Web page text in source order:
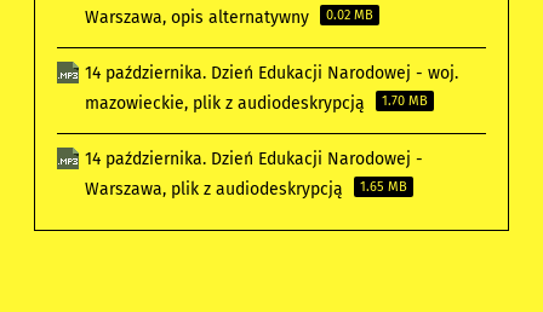
Warszawa, opis alternatywny
0.02 MB
14 października. Dzień Edukacji Narodowej - woj.
mazowieckie, plik z audiodeskrypcją
1.70 MB
14 października. Dzień Edukacji Narodowej -
Warszawa, plik z audiodeskrypcją
1.65 MB